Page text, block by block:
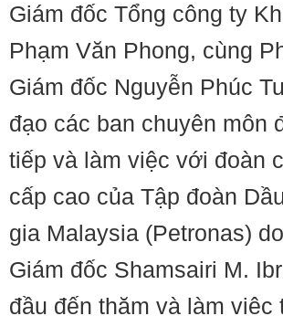
Giám đốc Tổng công ty
Phạm Văn Phong, cùng
Giám đốc Nguyễn Phúc
đạo các ban chuyên môn
tiếp và làm việc với đoàn
cấp cao của Tập đoàn
gia Malaysia (Petronas)
Giám đốc Shamsairi M.
đầu đến thăm và làm việc